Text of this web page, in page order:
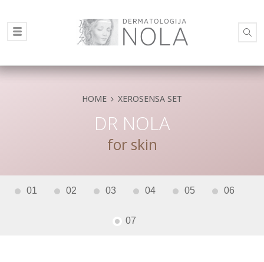
HOME XEROSENSA SET
DR NOLA
for skin
01 02 03 04 05 06
07